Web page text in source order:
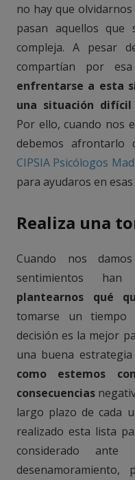
no hay que
pasan aquellos que
compleja. A pesar
compartían por
enfrentarse a esta
una situación
Por ello, cuando nos
debemos afrontarlo
CIPSIA Psicólogos
para ayudaros en
Realiza una
Cuando nos
sentimientos
plantearnos qué
tomarse un tiempo
decisión es la mejor
una buena estrategia
como estemos
consecuencias
largo plazo de cada
realizado esta lista
considerado